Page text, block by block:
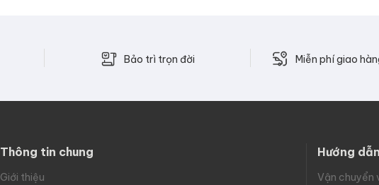
Bảo trì trọn đời Miễn phí giao
Thông tin chung
Giới thiệu
Hướng
Vận chuyển